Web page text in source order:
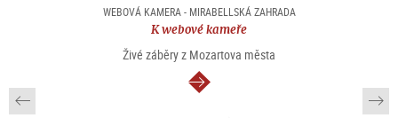
WEBOVÁ KAMERA - MIRABELLSKÁ ZAHRADA
K webové kameře
Živé záběry z Mozartova města
continue